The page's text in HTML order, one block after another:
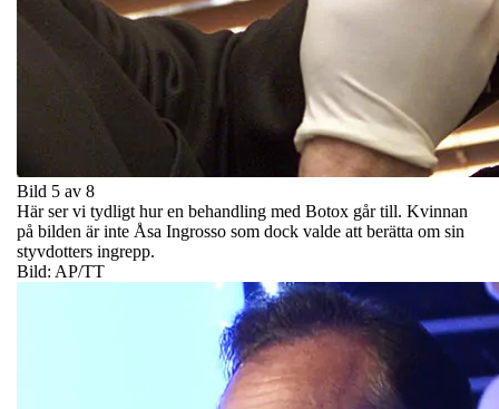
Bild 5 av 8
Här ser vi tydligt hur en behandling med Botox går till. Kvinnan
på bilden är inte Åsa Ingrosso som dock valde att berätta om sin
styvdotters ingrepp.
Bild: AP/TT